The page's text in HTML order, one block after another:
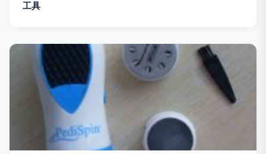
工具